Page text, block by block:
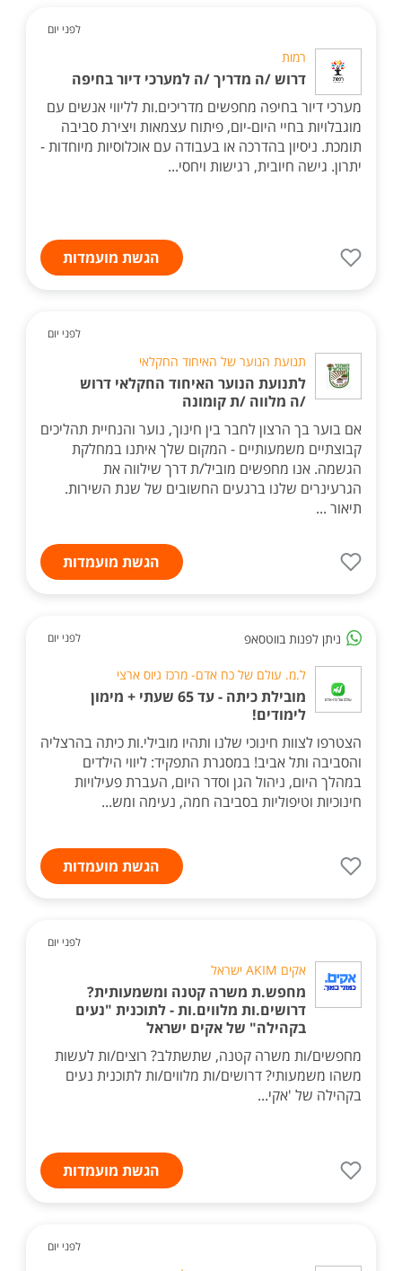
לפני יום
רמות
דרוש /ה מדריך /ה למערכי דיור בחיפה
מערכי דיור בחיפה מחפשים מדריכים.ות לליווי אנשים עם
מוגבלויות בחיי היום-יום, פיתוח עצמאות ויצירת סביבה
תומכת. ניסיון בהדרכה או בעבודה עם אוכלוסיות מיוחדות -
יתרון. גישה חיובית, רגישות ויחסי...
הגשת מועמדות
לפני יום
תנועת הנוער של האיחוד החקלאי
לתנועת הנוער האיחוד החקלאי דרוש
/ה מלווה /ת קומונה
אם בוער בך הרצון לחבר בין חינוך, נוער והנחיית תהליכים
קבוצתיים משמעותיים - המקום שלך איתנו במחלקת
הגשמה. אנו מחפשים מוביל/ת דרך שילווה את
הגרעינרים שלנו ברגעים החשובים של שנת השירות.
תיאור ...
הגשת מועמדות
ניתן לפנות בווטסאפ לפני יום
ל.מ. עולם של כח אדם- מרכז גיוס ארצי
מובילת כיתה - עד 65 שעתי + מימון
לימודים!
הצטרפו לצוות חינוכי שלנו ותהיו מובילי.ות כיתה בהרצליה
והסביבה ותל אביב! במסגרת התפקיד: ליווי הילדים
במהלך היום, ניהול הגן וסדר היום, העברת פעילויות
חינוכיות וטיפוליות בסביבה חמה, נעימה ומש...
הגשת מועמדות
לפני יום
אקים AKIM ישראל
מחפש.ת משרה קטנה ומשמעותית?
דרושים.ות מלווים.ות - לתוכנית "נעים
בקהילה" של אקים ישראל
מחפשים/ות משרה קטנה, שתשתלב? רוצים/ות לעשות
משהו משמעותי? דרושים/ות מלווים/ות לתוכנית נעים
בקהילה של 'אקי...
הגשת מועמדות
לפני יום